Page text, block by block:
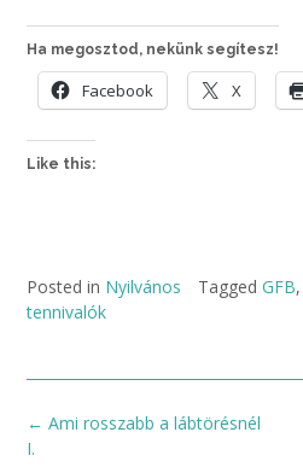
Ha megosztod, nekünk segítesz!
Facebook X
Like this:
Posted in Nyilvános Tagged GFB,
tennivalók
Post
navigation
← Ami rosszabb a lábtörésnél
I.